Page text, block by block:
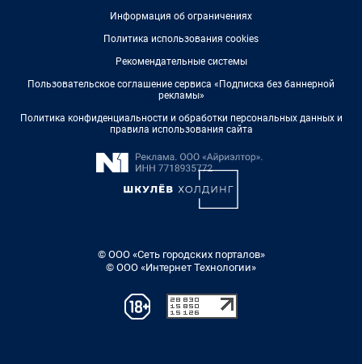
Информация об ограничениях
Политика использования cookies
Рекомендательные системы
Пользовательское соглашение сервиса «Подписка без баннерной
рекламы»
Политика конфиденциальности и обработки персональных данных и
правила использования сайта
© ООО «Сеть городских порталов»
© ООО «Интернет Технологии»